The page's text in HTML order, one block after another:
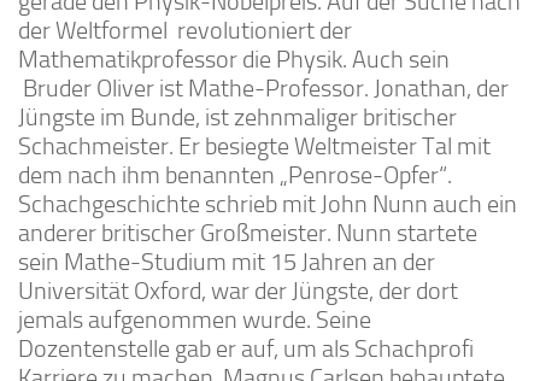
der Weltformel revolutioniert der
Mathematikprofessor die Physik. Auch sein
Bruder Oliver ist Mathe-Professor. Jonathan, der
Jüngste im Bunde, ist zehnmaliger britischer
Schachmeister. Er besiegte Weltmeister Tal mit
dem nach ihm benannten „Penrose-Opfer“.
Schachgeschichte schrieb mit John Nunn auch ein
anderer britischer Großmeister. Nunn startete
sein Mathe-Studium mit 15 Jahren an der
Universität Oxford, war der Jüngste, der dort
jemals aufgenommen wurde. Seine
Dozentenstelle gab er auf, um als Schachprofi